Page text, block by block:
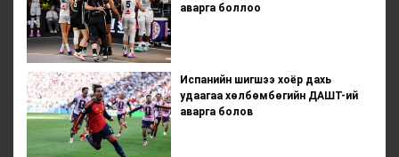
аварга боллоо
Испанийн шигшээ хоёр дахь
удаагаа хөлбөмбөгийн ДАШТ-ий
аварга болов